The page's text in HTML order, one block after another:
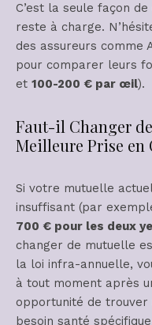
C’est la seule façon
reste à charge.
des assureurs comme
pour comparer leurs
et 100-200 € par œil).
Faut-il Changer
Meilleure Prise en
Si votre mutuelle
insuffisant (par
700 € pour les deux
changer de mutuelle
la loi infra-annuelle,
à tout moment après
opportunité de
besoin santé